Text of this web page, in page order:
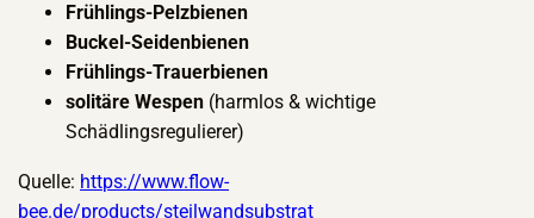
Frühlings-Pelzbienen
Buckel-Seidenbienen
Frühlings-Trauerbienen
solitäre Wespen (harmlos & wichtige
Schädlingsregulierer)
Quelle: https://www.flow-
bee.de/products/steilwandsubstrat